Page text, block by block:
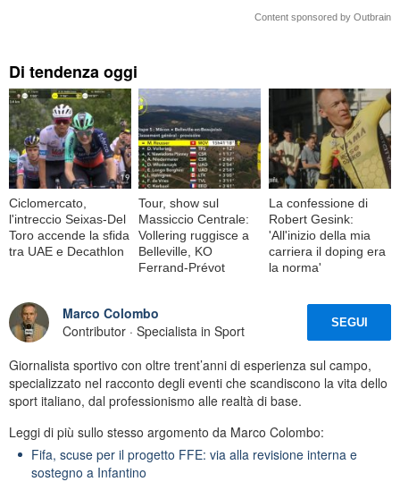
Content sponsored by Outbrain
Di tendenza oggi
Ciclomercato,
l'intreccio Seixas-Del
Toro accende la sfida
tra UAE e Decathlon
Tour, show sul
Massiccio Centrale:
Vollering ruggisce a
Belleville, KO
Ferrand-Prévot
La confessione di
Robert Gesink:
'All'inizio della mia
carriera il doping era
la norma'
Marco Colombo
Contributor · Specialista in Sport
SEGUI
Giornalista sportivo con oltre trent’anni di esperienza sul campo,
specializzato nel racconto degli eventi che scandiscono la vita dello
sport italiano, dal professionismo alle realtà di base.
Leggi di più sullo stesso argomento da Marco Colombo:
Fifa, scuse per il progetto FFE: via alla revisione interna e
sostegno a Infantino